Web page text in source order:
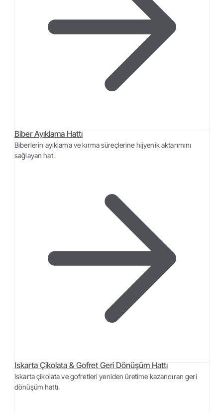
Biber Ayıklama Hattı
Biberlerin ayıklama ve kırma süreçlerine hijyenik aktarımını
sağlayan hat.
Iskarta Çikolata & Gofret Geri Dönüşüm Hattı
Iskarta çikolata ve gofretleri yeniden üretime kazandıran geri
dönüşüm hattı.